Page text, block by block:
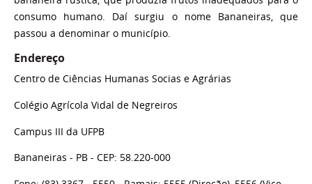
consumo humano. Daí surgiu o nome Bananeiras, que
passou a denominar o município.
Endereço
Centro de Ciências Humanas Socias e Agrárias
Colégio Agrícola Vidal de Negreiros
Campus III da UFPB
Bananeiras - PB - CEP: 58.220-000